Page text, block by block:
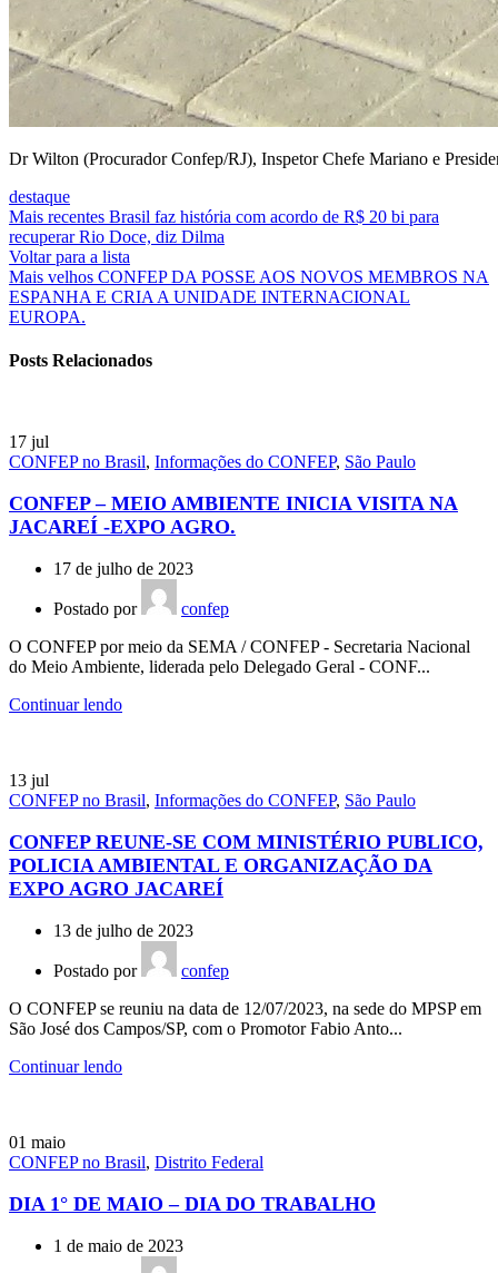
Dr Wilton (Procurador Confep/RJ), Inspetor Chefe Mariano e
destaque
Mais recentes Brasil faz história com acordo de R$ 20 bi para
recuperar Rio Doce, diz Dilma
Voltar para a lista
Mais velhos CONFEP DA POSSE AOS NOVOS MEMBROS NA
ESPANHA E CRIA A UNIDADE INTERNACIONAL
EUROPA.
Posts Relacionados
17 jul
CONFEP no Brasil, Informações do CONFEP, São Paulo
CONFEP – MEIO AMBIENTE INICIA VISITA NA
JACAREÍ -EXPO AGRO.
17 de julho de 2023
Postado por
confep
O CONFEP por meio da SEMA / CONFEP - Secretaria Nacional
do Meio Ambiente, liderada pelo Delegado Geral - CONF...
Continuar lendo
13 jul
CONFEP no Brasil, Informações do CONFEP, São Paulo
CONFEP REUNE-SE COM MINISTÉRIO PUBLICO,
POLICIA AMBIENTAL E ORGANIZAÇÃO DA
EXPO AGRO JACAREÍ
13 de julho de 2023
Postado por
confep
O CONFEP se reuniu na data de 12/07/2023, na sede do MPSP em
São José dos Campos/SP, com o Promotor Fabio Anto...
Continuar lendo
01 maio
CONFEP no Brasil, Distrito Federal
DIA 1° DE MAIO – DIA DO TRABALHO
1 de maio de 2023